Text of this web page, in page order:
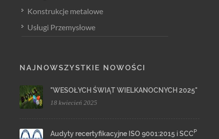
Konstrukcje metalowe
Usługi Przemysłowe
NAJNOWSZYSTKIE NOWOŚCI
"WESOŁYCH ŚWIĄT WIELKANOCNYCH 2025"
18 kwiecień 2025
Audyty recertyfikacyjne ISO 9001:2015 i SCC P